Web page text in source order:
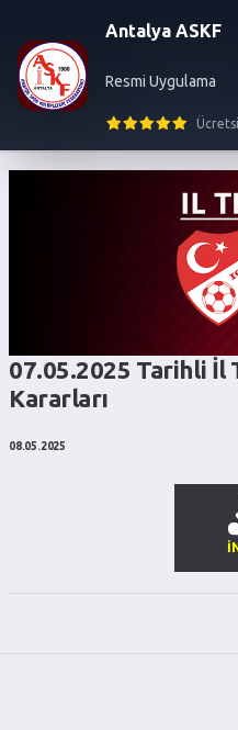
Antalya ASKF
Resmi Uygulama
trendyol influencer
İL TERTİP KURULU KARARLARI
07.05.2025 Tarihli İl
Kararları
08.05.2025